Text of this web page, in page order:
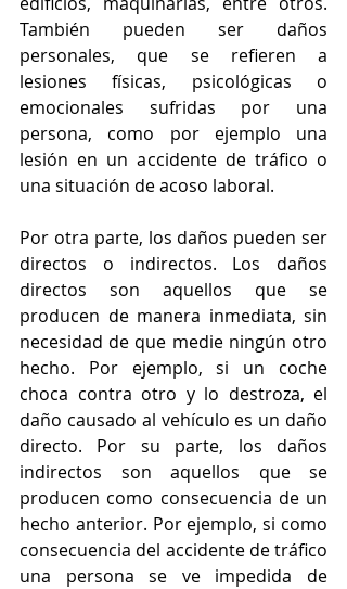
También pueden ser daños
personales, que se refieren a
lesiones físicas, psicológicas o
emocionales sufridas por una
persona, como por ejemplo una
lesión en un accidente de tráfico o
una situación de acoso laboral.
Por otra parte, los daños pueden ser
directos o indirectos. Los daños
directos son aquellos que se
producen de manera inmediata, sin
necesidad de que medie ningún otro
hecho. Por ejemplo, si un coche
choca contra otro y lo destroza, el
daño causado al vehículo es un daño
directo. Por su parte, los daños
indirectos son aquellos que se
producen como consecuencia de un
hecho anterior. Por ejemplo, si como
consecuencia del accidente de tráfico
una persona se ve impedida de